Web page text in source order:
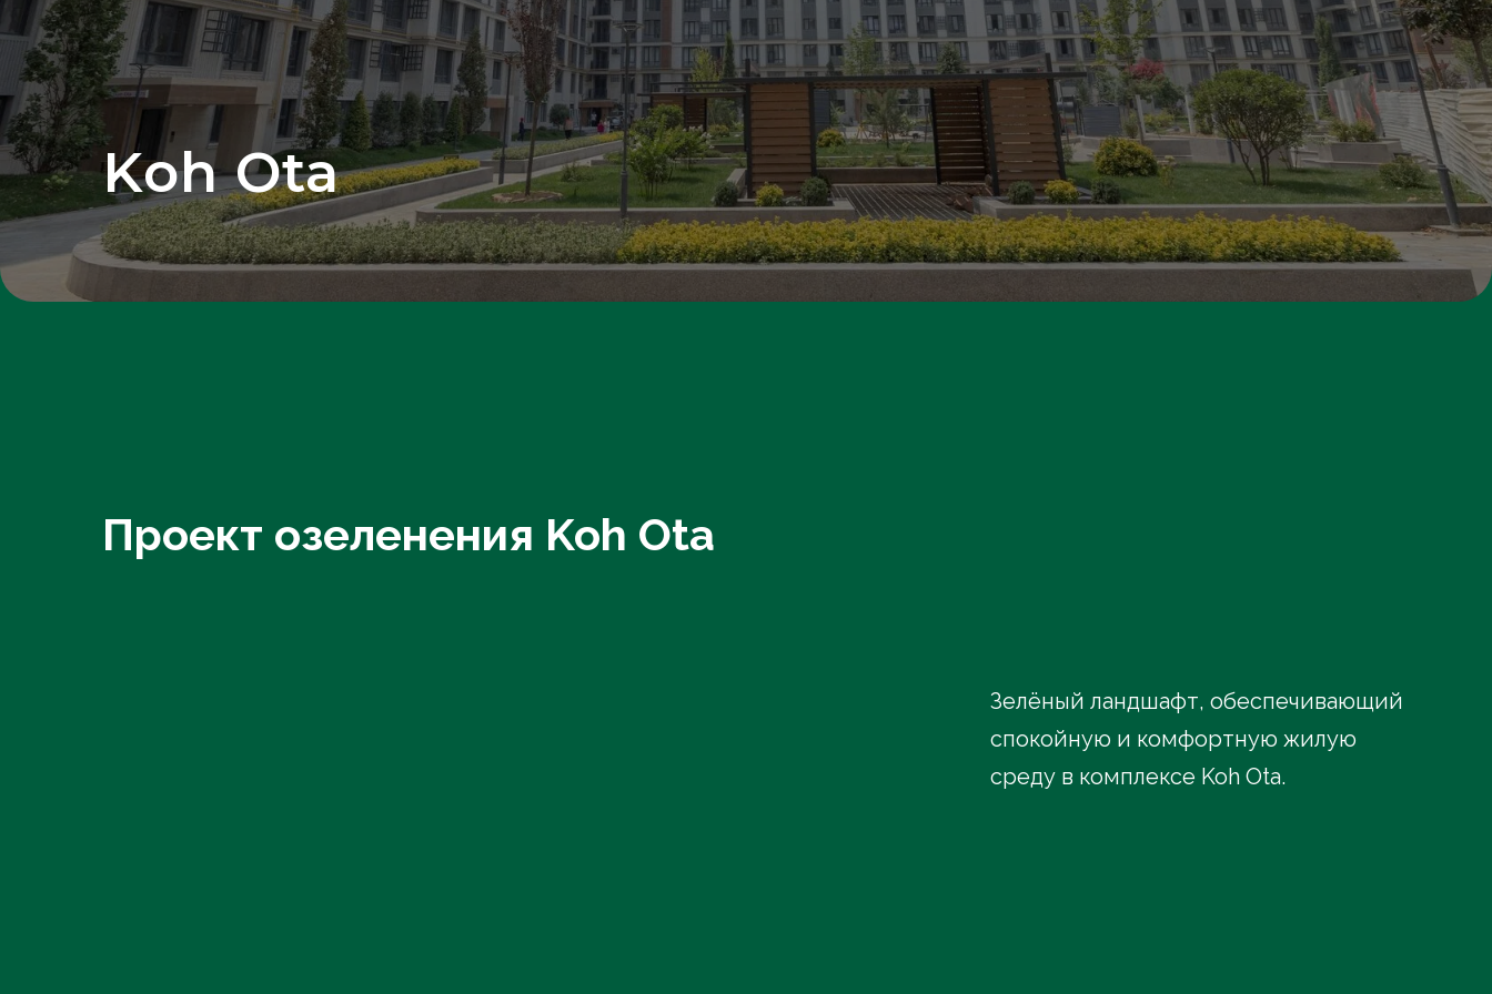
Koh Ota
Проект озеленения Koh Ota
Зелёный ландшафт, обеспечивающий
спокойную и комфортную жилую
среду в комплексе Koh Ota.